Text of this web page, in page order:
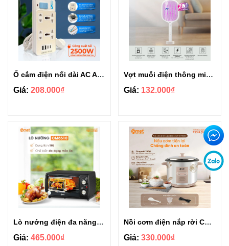
Ổ cắm điện nối dài AC AESG01232 - UCQ 8 cổng (USB & Type-C) 2500W, an toàn chống cháy
Giá: 208.000₫
Vợt muỗi điện thông minh đa năng Comet CP049
Giá: 132.000₫
Lò nướng điện đa năng Comet CM6510 10L
Giá: 465.000₫
Nồi cơm điện nắp rời Comet CM8035 1.8l
Giá: 330.000₫